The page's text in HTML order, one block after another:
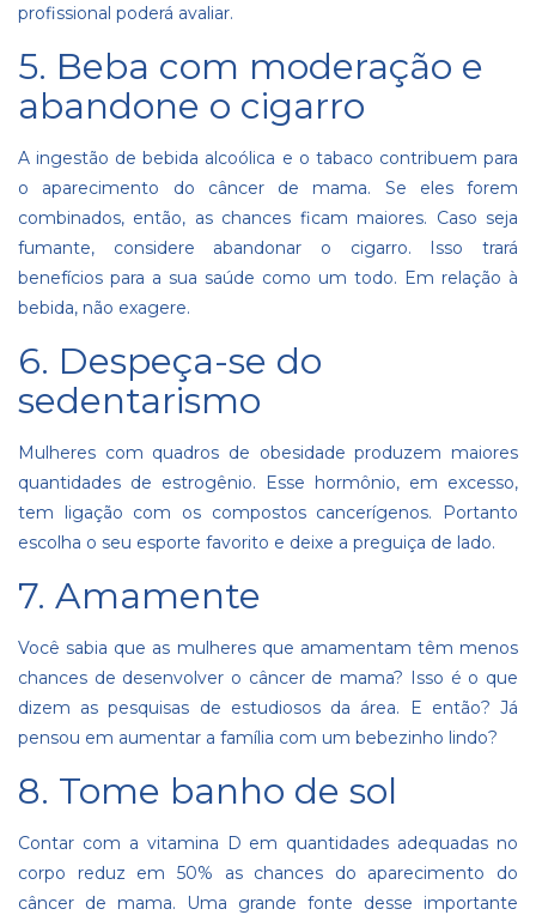
profissional poderá avaliar.
5. Beba com moderação e
abandone o cigarro
A ingestão debebida alcoólica e o tabaco contribuem para
o aparecimento do câncer de mama. Se eles forem
combinados, então, as chances ficam maiores. Caso seja
fumante, considere abandonar o cigarro. Isso trará
benefícios para a sua saúde como um todo. Em relação à
bebida, não exagere.
6. Despeça-se do
sedentarismo
Mulheres com quadros de obesidade produzem maiores
quantidades de estrogênio. Esse hormônio, em excesso,
tem ligação com os compostos cancerígenos. Portanto
escolha o seu esporte favorito e deixe a preguiça de lado.
7. Amamente
Você sabia que as mulheres que amamentam têm menos
chances de desenvolver o câncer de mama? Isso é o que
dizem as pesquisas de estudiosos da área. E então? Já
pensou em aumentar a família com um bebezinho lindo?
8. Tome banho de sol
Contar com a vitamina D em quantidades adequadas no
corpo reduz em 50% as chances do aparecimento do
câncer de mama. Uma grande fonte desse importante